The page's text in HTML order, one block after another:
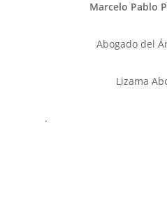
Marcelo Pablo
Abogado del
Lizama
.